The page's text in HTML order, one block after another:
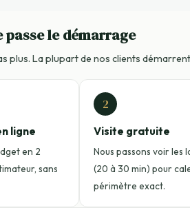
passe le démarrage
plus. La plupart de nos clients
ligne
en 2
sans
2
Visite gratuite
Nous passons voir les
(20 à 30 min) pour
périmètre exact.